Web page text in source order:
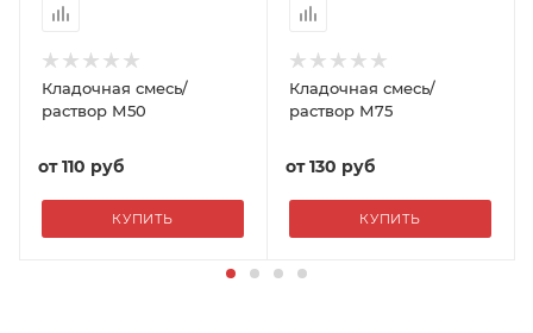
Кладочная смесь/
раствор М50
от110 руб
КУПИТЬ
Кладочная смесь/
раствор М75
от130 руб
КУПИТЬ